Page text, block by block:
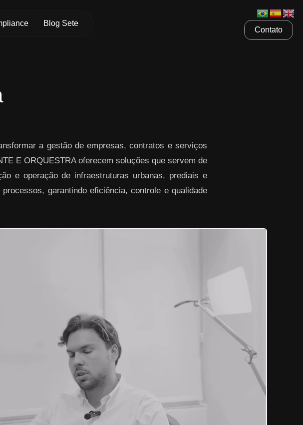
Blog Sete
Contato
a gestão de empresas, contratos e serviços
E ORQUESTRA oferecem soluções que servem de
e operação de infraestruturas urbanas, prediais e
garantindo eficiência, controle e qualidade